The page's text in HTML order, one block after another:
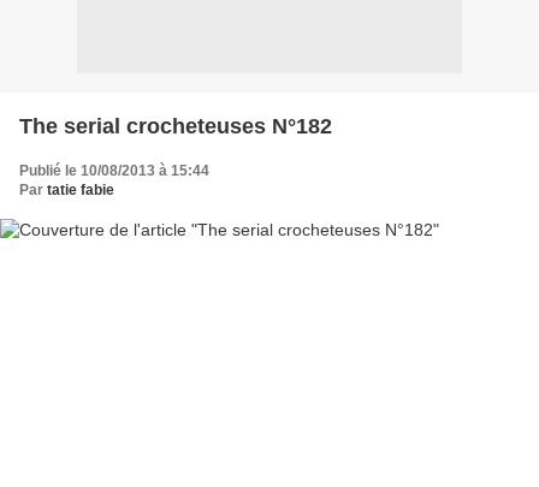
The serial crocheteuses N°182
Publié le 10/08/2013 à 15:44
Par tatie fabie